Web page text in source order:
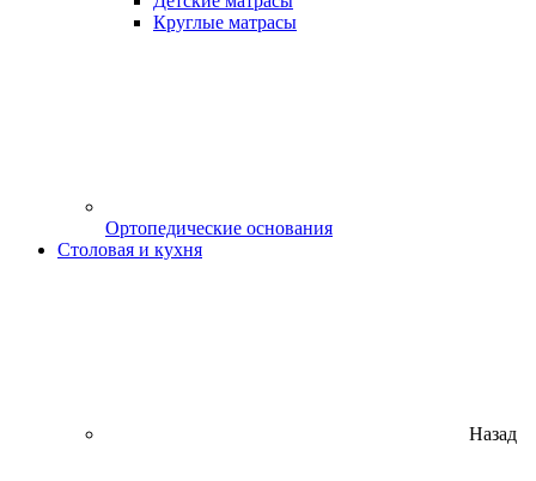
Круглые матрасы
Ортопедические основания
Столовая и кухня
Назад